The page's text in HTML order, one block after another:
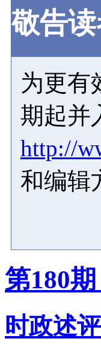
敬告
为更有
期起并
http://
和编辑
第180
时政述评